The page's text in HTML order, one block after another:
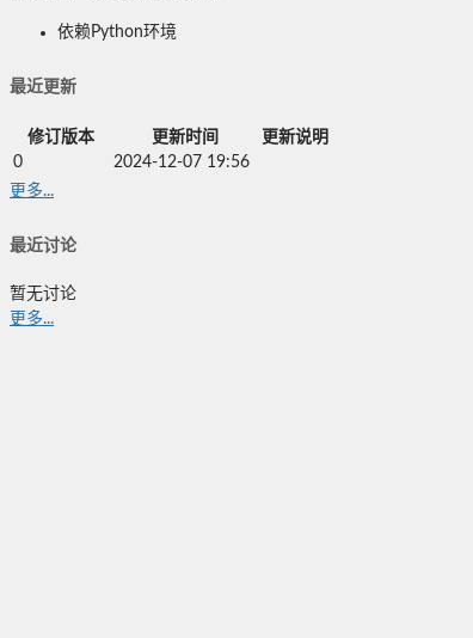
依赖Python环境
最近更新
修订版本 更新时间
更新说明
0
2024-12-07 19:56
更多...
最近讨论
暂无讨论
更多...